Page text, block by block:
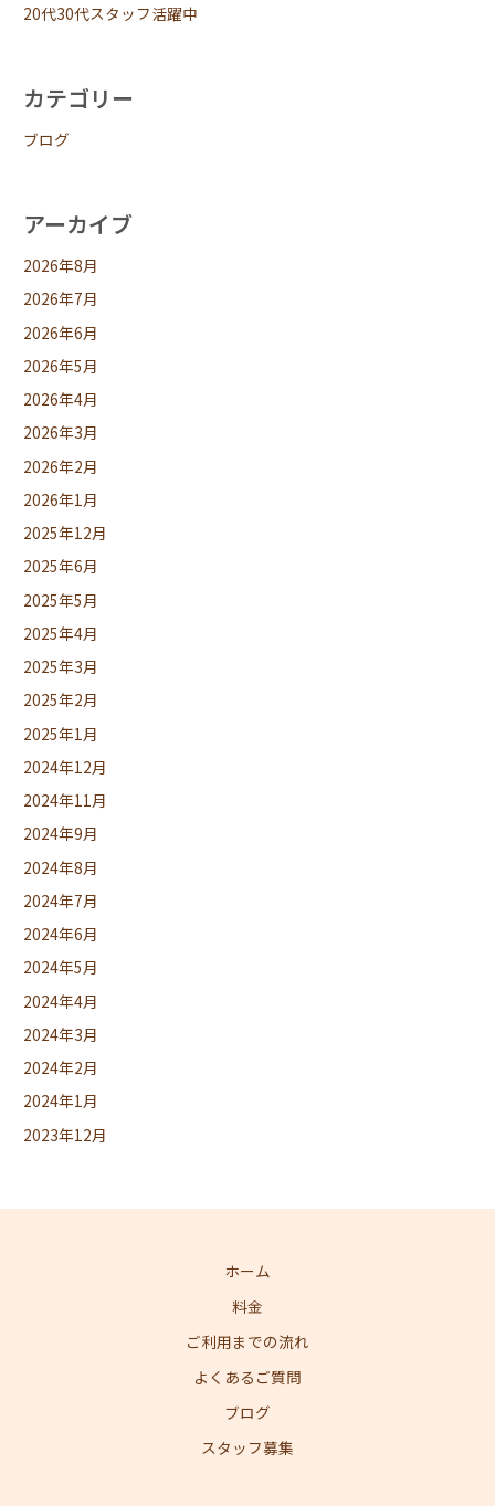
20代30代スタッフ活躍中
カテゴリー
ブログ
アーカイブ
2026年8月
2026年7月
2026年6月
2026年5月
2026年4月
2026年3月
2026年2月
2026年1月
2025年12月
2025年6月
2025年5月
2025年4月
2025年3月
2025年2月
2025年1月
2024年12月
2024年11月
2024年9月
2024年8月
2024年7月
2024年6月
2024年5月
2024年4月
2024年3月
2024年2月
2024年1月
2023年12月
ホーム
料金
ご利用までの流れ
よくあるご質問
ブログ
スタッフ募集